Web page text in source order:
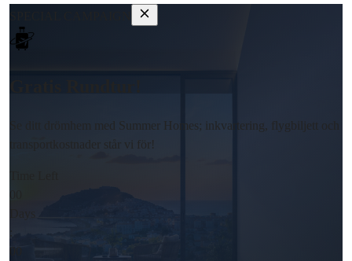
Se ditt drömhem med Summer Homes; inkvartering, flygbiljett och
transportkostnader står vi för!
00